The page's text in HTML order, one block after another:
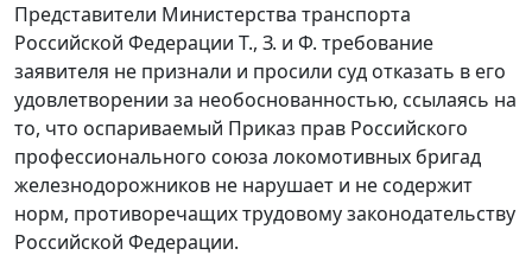
Представители Министерства транспорта
Российской Федерации Т., З. и Ф. требование
заявителя не признали и просили суд отказать в его
удовлетворении за необоснованностью, ссылаясь на
то, что оспариваемый Приказ прав Российского
профессионального союза локомотивных бригад
железнодорожников не нарушает и не содержит
норм, противоречащихтрудовому законодательству
Российской Федерации.